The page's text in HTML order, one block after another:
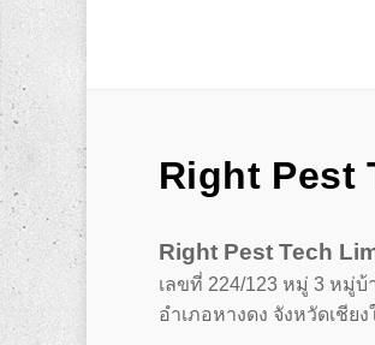
Right Pest
Right Pest Tech
เลขที่ 224/123 หมู่ 3 หมู่
อำเภอหางดง จังหวัดเชีย